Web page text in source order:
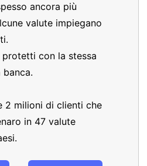
ancora più
valute impiegano
con la stessa
banca.
2 milioni di clienti che
in 47 valute